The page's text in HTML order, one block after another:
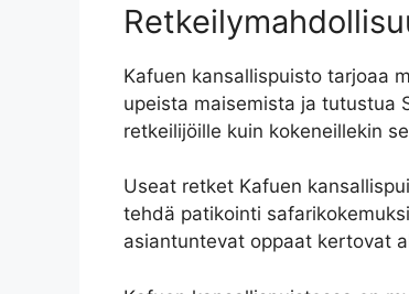
Kafuen kansallispuisto tarjoaa
upeista maisemista ja tutustua
retkeilijöille kuin kokeneillekin
Useat retket Kafuen
tehdä patikointi
asiantuntevat oppaat kertovat